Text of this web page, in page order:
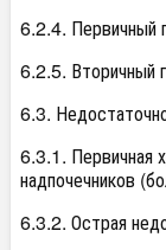
6.2.4. Первичный
6.2.5. Вторичный
6.3.
6.3.1. Первичная
надпочечников
6.3.2. Острая